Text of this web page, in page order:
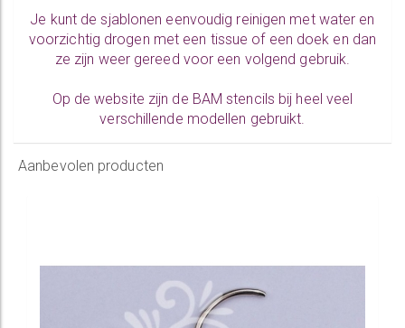
Je kunt de sjablonen eenvoudig reinigen met water en
voorzichtig drogen met een tissue of een doek en dan
ze zijn weer gereed voor een volgend gebruik.
Op de website zijn de BAM stencils bij heel veel
verschillende modellen gebruikt.
Aanbevolen producten